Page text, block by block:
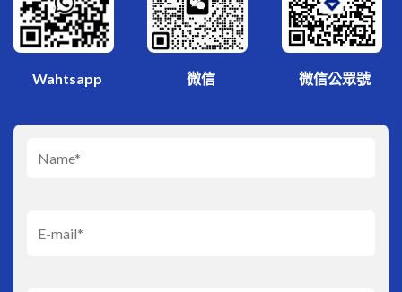
Wahtsapp 微信 微信公眾號